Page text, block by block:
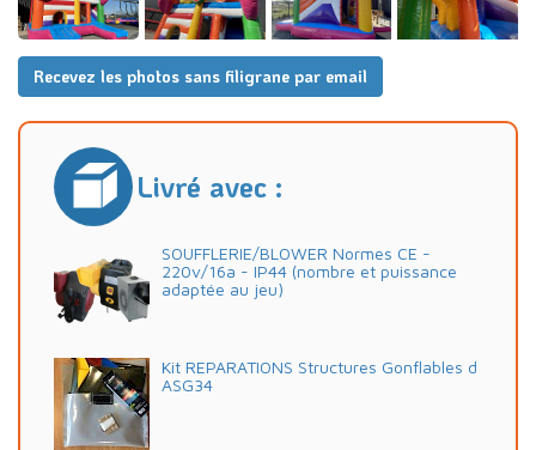
Recevez les photos sans filigrane par email
Livré avec :
SOUFFLERIE/BLOWER Normes CE -
220v/16a - IP44 (nombre et puissance
adaptée au jeu)
Kit REPARATIONS Structures Gonflables d
ASG34